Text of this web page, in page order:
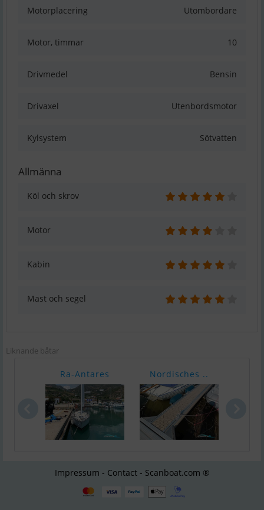
Motorplacering Utombordare
Motor, timmar 10
Drivmedel Bensin
Drivaxel Utenbordsmotor
Kylsystem Sötvatten
Allmänna
Köl och skrov
Motor
Kabin
Mast och segel
Liknande båtar
Ra-Antares Nordisches ..
Impressum - Contact - Scanboat.com ®